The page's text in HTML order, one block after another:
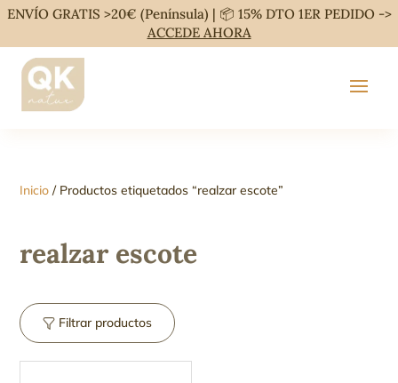
ENVÍO GRATIS >20€ (Península) | 📦 15% DTO 1ER PEDIDO ->
ACCEDE AHORA
Inicio / Productos etiquetados “realzar escote”
realzar escote
Filtrar productos